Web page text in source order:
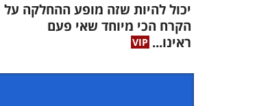
יכול להיות שזה מופע ההחלקה על
הקרח הכי מיוחד שאי פעם
ראינו...